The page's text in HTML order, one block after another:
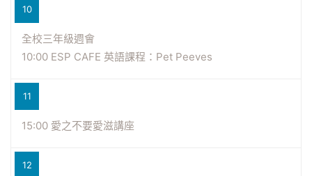
10
全校三年級週會
10:00 ESP CAFE 英語課程：Pet Peeves
11
15:00 愛之不要愛滋講座
12